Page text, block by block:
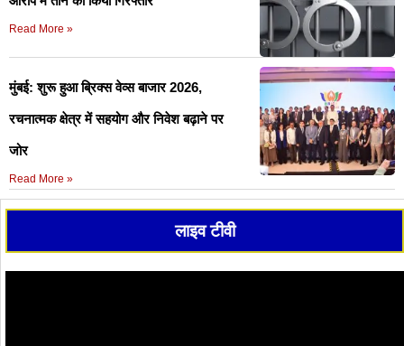
Read More »
मुंबई: शुरू हुआ ब्रिक्स वेव्स बाजार 2026,
रचनात्मक क्षेत्र में सहयोग और निवेश बढ़ाने पर
जोर
Read More »
लाइव टीवी